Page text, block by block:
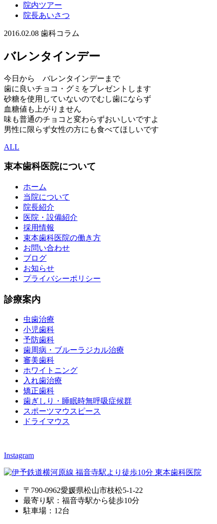
院内ツアー
院長あいさつ
2016.02.08 歯科コラム
バレンタインデー
今日から バレンタインデーまで
歯に良いチョコ・グミをプレゼントします
砂糖を使用していないのでむし歯にならず
血糖値も上がりません
味も普通のチョコと変わらずおいしいですよ
男性に限らず女性の方にも食べてほしいです
ALL
束本歯科医院について
ホーム
当院について
院長紹介
医院・設備紹介
採用情報
束本歯科医院の働き方
お問い合わせ
ブログ
お知らせ
プライバシーポリシー
診療案内
虫歯治療
小児歯科
予防歯科
歯周病・ブルーラジカル治療
審美歯科
ホワイトニング
入れ歯治療
矯正歯科
歯ぎしり・睡眠時無呼吸症候群
スポーツマウスピース
ドライマウス
Instagram
〒790-0962愛媛県松山市枝松5-1-22
最寄り駅：福音寺駅から徒歩10分
駐車場：12台